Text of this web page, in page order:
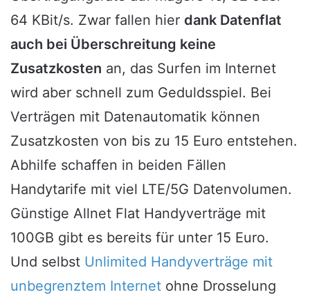
64 KBit/s. Zwar fallen hier dank Datenflat
auch bei Überschreitung keine
Zusatzkosten an, das Surfen im Internet
wird aber schnell zum Geduldsspiel. Bei
Verträgen mit Datenautomatik können
Zusatzkosten von bis zu 15 Euro entstehen.
Abhilfe schaffen in beiden Fällen
Handytarife mit viel LTE/5G Datenvolumen.
Günstige Allnet Flat Handyverträge mit
100GB gibt es bereits für unter 15 Euro.
Und selbst Unlimited Handyverträge mit
unbegrenztem Internet ohne Drosselung